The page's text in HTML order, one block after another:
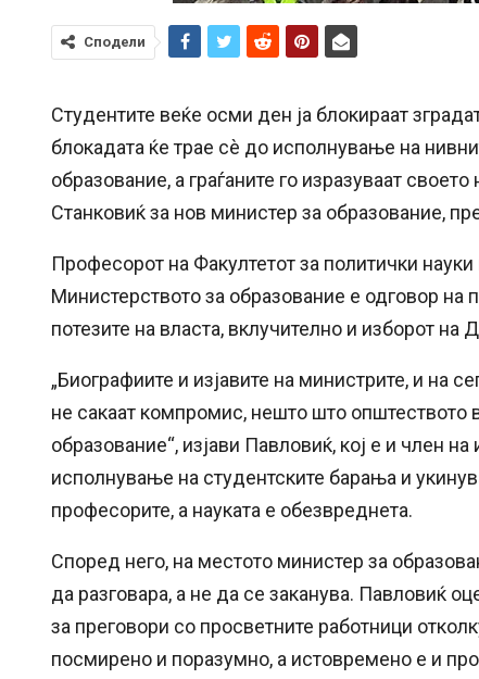
Сподели
Студентите веќе осми ден ја блокираат
блокадата ќе трае сè до исполнување на
образование, а граѓаните го изразуваат
Станковиќ за нов министер за образование,
Професорот на Факултетот за политички
Министерството за образование е одговор на
потезите на власта, вклучително и изборот
„Биографиите и изјавите на министрите, и на
не сакаат компромис, нешто што општеството
образование“, изјави Павловиќ, кој е и член на
исполнување на студентските барања и
професорите, а науката е обезвреднета.
Според него, на местото министер за
да разговара, а не да се заканува. Павловиќ
за преговори со просветните работници
посмирено и поразумно, а истовремено е и